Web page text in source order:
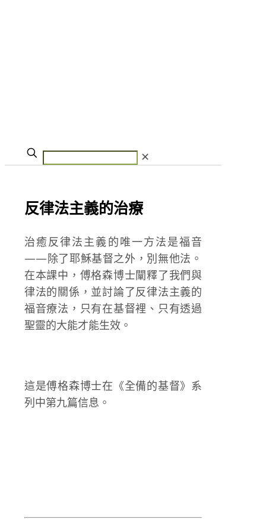
✕
反律法主義的治療
治癒反律法主義的唯一方法是福音
——除了耶穌基督之外，別無他法。
在本課中，傅格森博士闡釋了我們與
律法的關係，並討論了反律法主義的
福音療法，只有在基督裡、只有透過
聖靈的大能才能生效。
這是傅格森博士在《全備的基督》系
列中第九篇信息。